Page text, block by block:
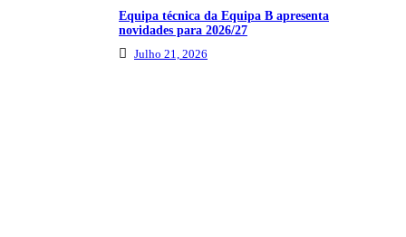
Equipa técnica da Equipa B apresenta
novidades para 2026/27
Julho 21, 2026